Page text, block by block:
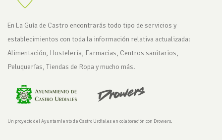
En La Guía de Castro encontrarás todo tipo de servicios y
establecimientos con toda la información relativa actualizada:
Alimentación, Hostelería, Farmacias, Centros sanitarios,
Peluquerías, Tiendas de Ropa y mucho más.
Un proyecto del Ayuntamiento de Castro Urdiales en colaboración con Drowers.